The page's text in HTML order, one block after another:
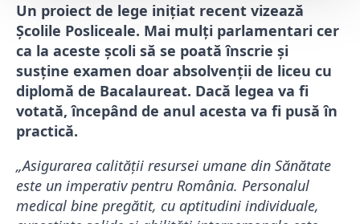
Un proiect de lege inițiat recent vizează
Școlile Posliceale. Mai mulți parlamentari cer
ca la aceste școli să se poată înscrie și
susține examen doar absolvenții de liceu cu
diplomă de Bacalaureat. Dacă legea va fi
votată, începând de anul acesta va fi pusă în
practică.
„Asigurarea calității resursei umane din Sănătate
este un imperativ pentru România. Personalul
medical bine pregătit, cu aptitudini individuale,